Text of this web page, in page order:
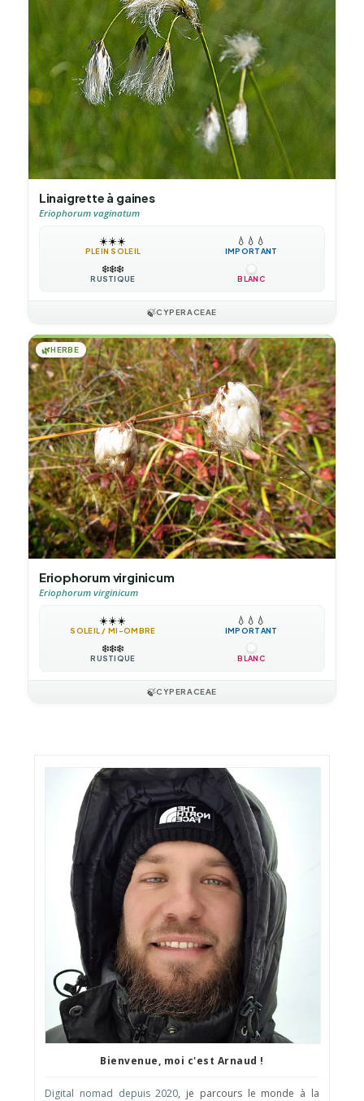
Linaigrette à gaines
Eriophorum vaginatum
☀️☀️☀️
PLEIN SOLEIL
💧 💧 💧
IMPORTANT
❄️❄️❄️
RUSTIQUE BLANC
🍃CYPERACEAE
🌿HERBE
Eriophorum virginicum
Eriophorum virginicum
☀️☀️☀️
SOLEIL / MI-OMBRE
💧 💧 💧
IMPORTANT
❄️❄️❄️
RUSTIQUE BLANC
🍃CYPERACEAE
Bienvenue, moi c'est Arnaud !
Digital nomad depuis 2020, je parcours le monde à la